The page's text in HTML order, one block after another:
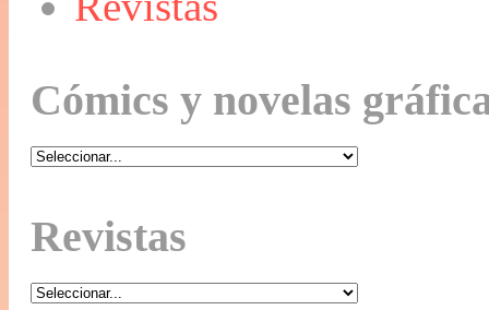
Cómics y novelas
Revistas